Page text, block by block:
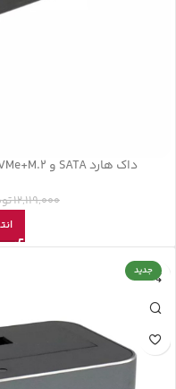
داک هارد SATA و NVMe+M.2 کی نت مدل K-NET K-CM2M115D
12,119,000
جدید